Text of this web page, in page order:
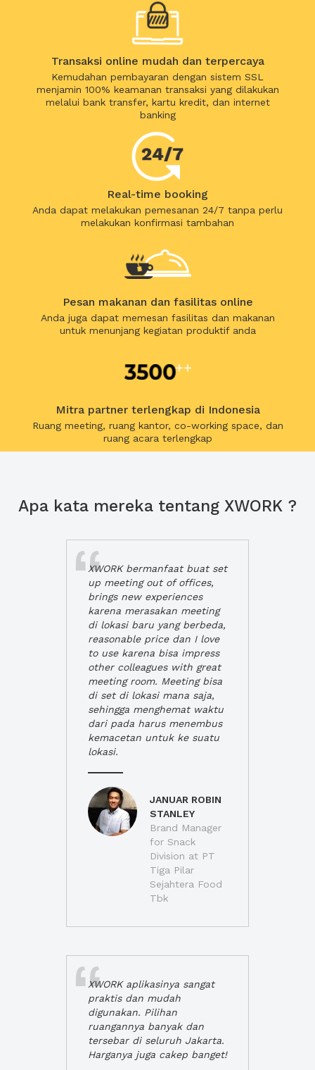
Transaksi online mudah dan terpercaya
Kemudahan pembayaran dengan sistem SSL
menjamin 100% keamanan transaksi yang dilakukan
melalui bank transfer, kartu kredit, dan internet
banking
Real-time booking
Anda dapat melakukan pemesanan 24/7 tanpa perlu
melakukan konfirmasi tambahan
Pesan makanan dan fasilitas online
Anda juga dapat memesan fasilitas dan makanan
untuk menunjang kegiatan produktif anda
Mitra partner terlengkap di Indonesia
Ruang meeting, ruang kantor, co-working space, dan
ruang acara terlengkap
Apa kata mereka tentang XWORK ?
XWORK bermanfaat buat set
up meeting out of offices,
brings new experiences
karena merasakan meeting
di lokasi baru yang berbeda,
reasonable price dan I love
to use karena bisa impress
other colleagues with great
meeting room. Meeting bisa
di set di lokasi mana saja,
sehingga menghemat waktu
dari pada harus menembus
kemacetan untuk ke suatu
lokasi.
JANUAR ROBIN
STANLEY
Brand Manager
for Snack
Division at PT
Tiga Pilar
Sejahtera Food
Tbk
XWORK aplikasinya sangat
praktis dan mudah
digunakan. Pilihan
ruangannya banyak dan
tersebar di seluruh Jakarta.
Harganya juga cakep banget!